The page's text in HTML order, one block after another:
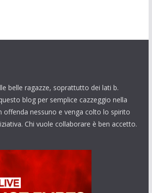
belle ragazze, soprattutto dei lati b.
blog per semplice cazzeggio nella
offenda nessuno e venga colto lo spirito
Chi vuole collaborare è ben accetto.